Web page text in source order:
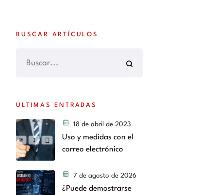
BUSCAR ARTÍCULOS
ÚLTIMAS ENTRADAS
18 de abril de 2023
Uso y medidas con el
correo electrónico
7 de agosto de 2026
¿Puede demostrarse